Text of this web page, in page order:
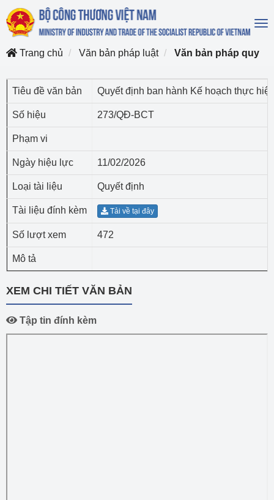
Trang chủ
Văn bản pháp luật Văn bản pháp quy
Tiêu đề văn bản Quyết định ban hành Kế hoạch thực
Số hiệu 273/QĐ-BCT
Phạm vi
Ngày hiệu lực 11/02/2026
Loại tài liệu Quyết định
Tài liệu đính kèm Tải về tại đây
Số lượt xem 472
Mô tả
XEM CHI TIẾT VĂN BẢN
Tập tin đính kèm